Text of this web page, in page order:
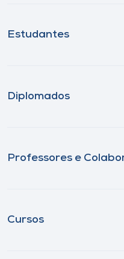
Estudantes
Diplomados
Professores e
Cursos